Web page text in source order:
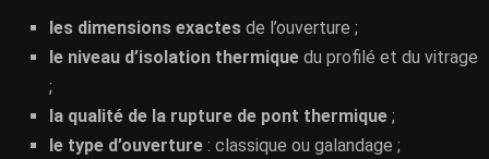
les dimensions exactes de l’ouverture ;
le niveau d’isolation thermique du profilé et du vitrage
;
la qualité de la rupture de pont thermique ;
le type d’ouverture : classique ou galandage ;